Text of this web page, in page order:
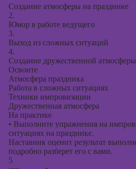
Создание атмосферы на празднике
2.
Юмор в работе ведущего
3.
Выход из сложных ситуаций
4.
Создание дружественной
Освоите
Атмосфера праздника
Работа в сложных ситуациях
Техники импровизации
Дружественная атмосфера
На практике
• Выполните упражнения на
ситуациях на празднике.
Наставник оценит результат
подробно разберет его с вами.
5